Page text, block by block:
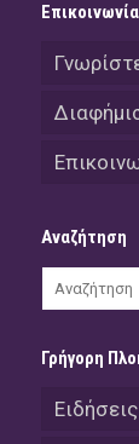
Αναζήτηση
Γρήγορη
Ειδήσεις